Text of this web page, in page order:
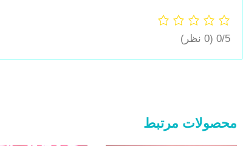
0/5 (0 نظر)
محصولات مرتبط